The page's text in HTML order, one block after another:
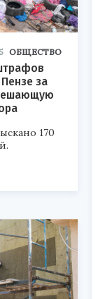
ОБЩЕСТВО
за
170